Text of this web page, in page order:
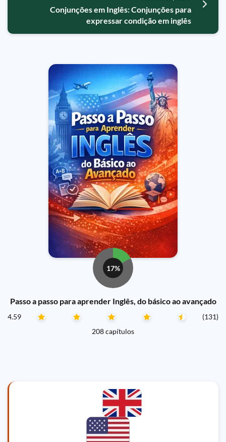
Conjunções em Inglês: Conjunções para
expressar condição em inglês
17%
Passo a passo para aprender Inglês, do básico ao avançado
4.59
(131)
208 capítulos